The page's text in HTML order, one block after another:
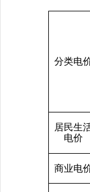
分类电
居民生
电价
商业电